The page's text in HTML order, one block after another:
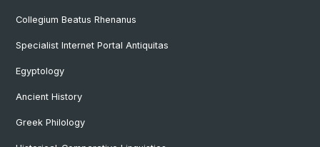
Collegium Beatus Rhenanus
Specialist Internet Portal Antiquitas
Egyptology
Ancient History
Greek Philology